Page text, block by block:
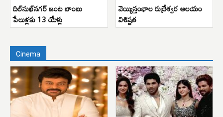
దిల్‌సుఖ్‌నగర్ జంట బాంబు
పేలుళ్లకు 13 యేళ్లు
వెయ్యిస్తంభాల రుద్రేశ్వర ఆలయం
విశిష్టత
Cinema